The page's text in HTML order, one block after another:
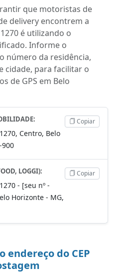
que motoristas de
delivery encontrem a
é utilizando o
Informe o
número da residência,
cidade, para facilitar o
de GPS em Belo
Centro, Belo
900
Copiar
LOGGI):
- [seu nº -
Horizonte - MG,
Copiar
endereço do CEP